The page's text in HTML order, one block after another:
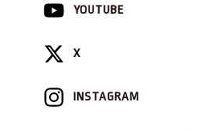
YOUTUBE
X
INSTAGRAM